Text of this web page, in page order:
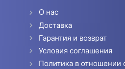
О нас
Доставка
Гарантия и возврат
Условия соглашения
Политика в отношении